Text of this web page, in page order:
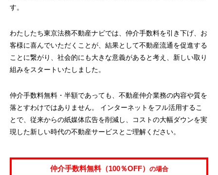
す。
わたしたち東京法務不動産ナビでは、仲介手数料を引き下げ、お
客様に喜んでいただくことが、結果として不動産流通を促進する
ことに繋がり、社会的にも大きな意義があると考え、新しい取り
組みをスタートいたしました。
仲介手数料無料・半額であっても、不動産仲介業務の内容や質を
落とすわけではありません。 インターネットをフル活用するこ
とで、従来からの紙媒体広告を削減し、コストの大幅ダウンを実
現した新しい時代の不動産サービスとご理解ください。
仲介手数料無料（100％OFF） の場合